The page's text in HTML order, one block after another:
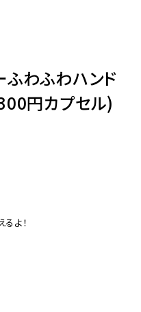
ふわふわハンド
円カプセル)
よ！